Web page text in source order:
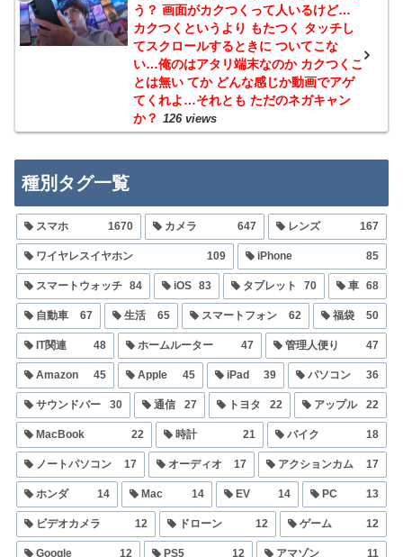
う？ 画面がカクつくって人いるけど…
カクつくというより もたつく タッチし
てスクロールするときに ついてこな
い…俺のはアタリ端末なのか カクつくこ
とは無い てか どんな感じか動画でアゲ
てくれよ…それとも ただのネガキャン
か？ 126 views
種別タグ一覧
スマホ 1670 カメラ 647 レンズ 167
ワイヤレスイヤホン 109 iPhone 85
スマートウォッチ 84 iOS 83 タブレット 70 車 68
自動車 67 生活 65 スマートフォン 62 福袋 50
IT関連 48 ホームルーター 47 管理人便り 47
Amazon 45 Apple 45 iPad 39 パソコン 36
サウンドバー 30 通信 27 トヨタ 22 アップル 22
MacBook 22 時計 21 バイク 18
ノートパソコン 17 オーディオ 17 アクションカム 17
ホンダ 14 Mac 14 EV 14 PC 13
ビデオカメラ 12 ドローン 12 ゲーム 12
Google 12 PS5 12 アマゾン 11